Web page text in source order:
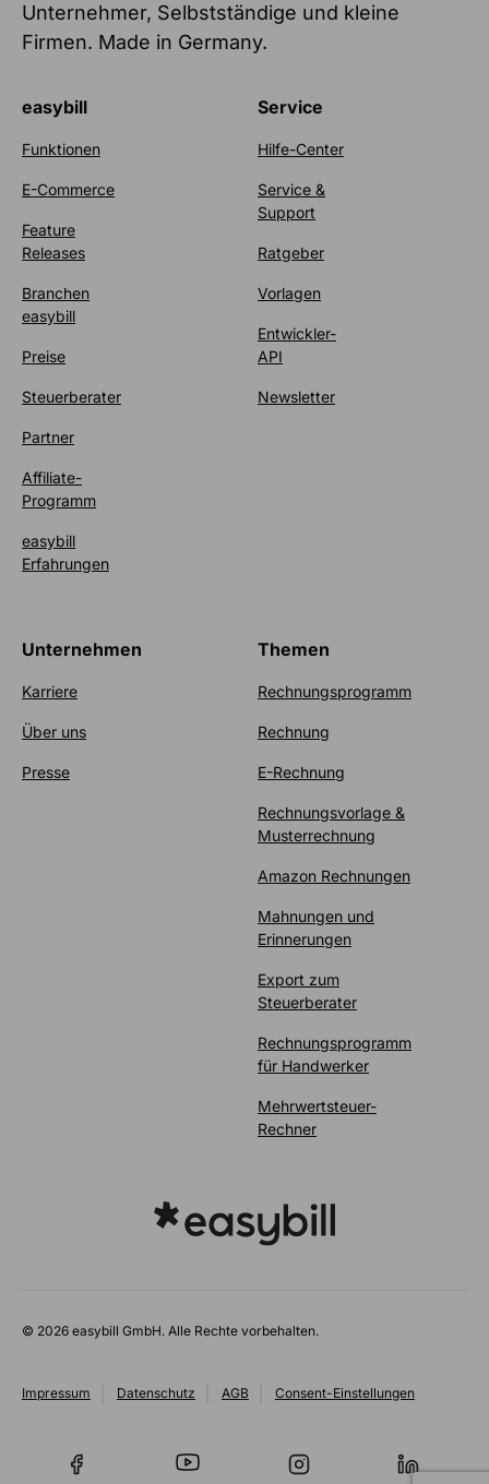
Unternehmer, Selbstständige und kleine
Firmen. Made in Germany.
easybill
Funktionen
E-Commerce
Feature
Releases
Branchen
easybill
Preise
Steuerberater
Partner
Affiliate-
Programm
easybill
Erfahrungen
Service
Hilfe-Center
Service &
Support
Ratgeber
Vorlagen
Entwickler-
API
Newsletter
Unternehmen
Karriere
Über uns
Presse
Themen
Rechnungsprogramm
Rechnung
E-Rechnung
Rechnungsvorlage &
Musterrechnung
Amazon Rechnungen
Mahnungen und
Erinnerungen
Export zum
Steuerberater
Rechnungsprogramm
für Handwerker
Mehrwertsteuer-
Rechner
© 2026 easybill GmbH. Alle Rechte vorbehalten.
Impressum Datenschutz AGB Consent-Einstellungen